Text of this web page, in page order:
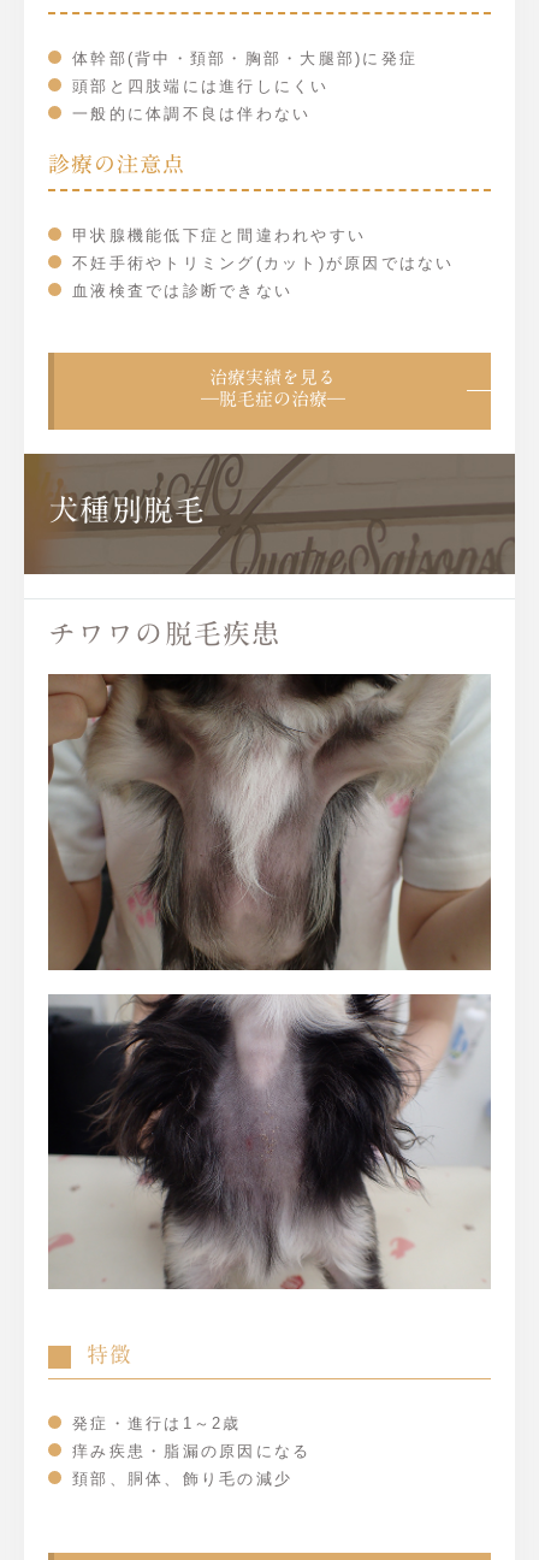
体幹部(背中・頚部・胸部・大腿部)に発症
頭部と四肢端には進行しにくい
一般的に体調不良は伴わない
診療の注意点
甲状腺機能低下症と間違われやすい
不妊手術やトリミング(カット)が原因ではない
血液検査では診断できない
治療実績を見る
―脱毛症の治療―
犬種別脱毛
チワワの脱毛疾患
特徴
発症・進行は1～2歳
痒み疾患・脂漏の原因になる
頚部、胴体、飾り毛の減少